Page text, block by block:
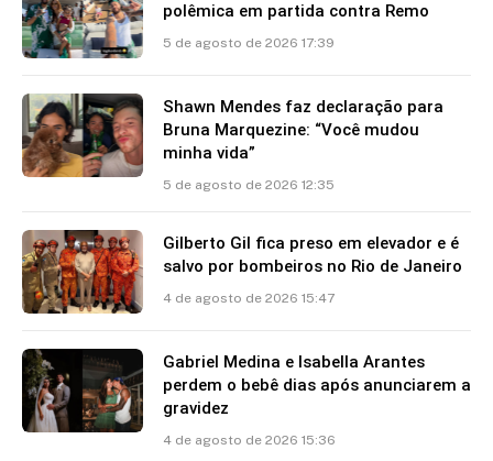
polêmica em partida contra Remo
5 de agosto de 2026 17:39
Shawn Mendes faz declaração para
Bruna Marquezine: “Você mudou
minha vida”
5 de agosto de 2026 12:35
Gilberto Gil fica preso em elevador e é
salvo por bombeiros no Rio de Janeiro
4 de agosto de 2026 15:47
Gabriel Medina e Isabella Arantes
perdem o bebê dias após anunciarem a
gravidez
4 de agosto de 2026 15:36